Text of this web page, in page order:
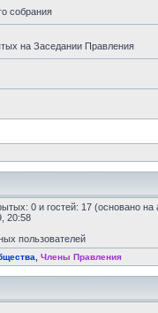
собрания
на Заседании Правления
0 и гостей: 17 (основано
20:58
пользователей
Члены Правления